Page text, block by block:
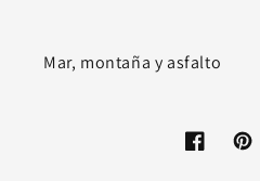
Mar, montaña y asfalto
Facebook